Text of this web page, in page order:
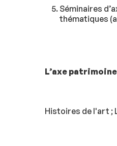
Séminaires
thématiques
L’axe
Histoires de l'art ;